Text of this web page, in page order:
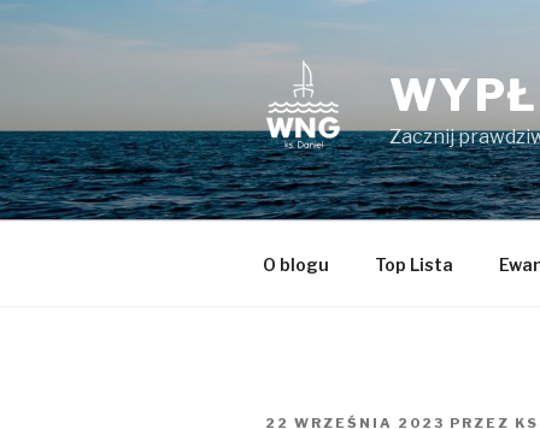
Zacznij
O blogu Top Lista
OPUBLIKOWANE
22 WRZEŚNIA 2023 PRZEZ